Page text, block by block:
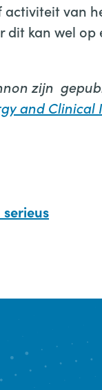
activiteit van
kan wel op
zijn
and Clinical